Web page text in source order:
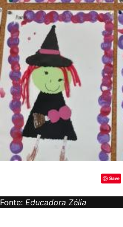
Save
Fonte: Educadora Zélia